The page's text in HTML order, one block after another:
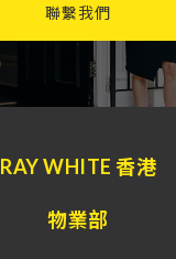
聯繫我們
RAY WHITE 香港
物業部